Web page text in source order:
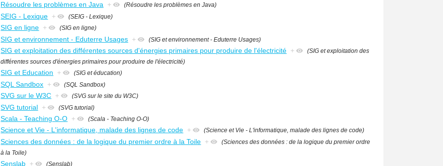
Résoudre les problèmes en Java + (Résoudre les problèmes en Java)
SEIG - Lexique + (SEIG - Lexique)
SIG en ligne + (SIG en ligne)
SIG et environnement - Eduterre Usages + (SIG et environnement - Eduterre Usages)
SIG et exploitation des différentes sources d'énergies primaires pour produire de l'électricité +
(SIG et exploitation des
différentes sources d'énergies primaires pour produire de l'électricité)
SIG et Education + (SIG et éducation)
SQL Sandbox + (SQL Sandbox)
SVG sur le W3C + (SVG sur le site du W3C)
SVG tutorial + (SVG tutorial)
Scala - Teaching O-O + (Scala - Teaching O-O)
Science et Vie - L'informatique, malade des lignes de code + (Science et Vie - L'informatique, malade des lignes de code)
Sciences des données : de la logique du premier ordre à la Toile +
(Sciences des données : de la logique du premier ordre
à la Toile)
Senslab + (Senslab)